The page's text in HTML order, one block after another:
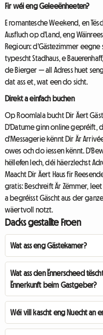
Fir wéi eng Geleeënheeten?
E romantesche Weekend, en
Ausfluch op d'Land, eng
Regioun: d'Gästezimmer eegne
typescht Stadhaus, e
de Bierger — all Adress huet
dat ass et, wat een do sicht.
Direkt a einfach buchen
Op Roomlala bucht Dir Äert
D'Datume ginn online gepréift,
d'Messagerie kënnt Dir Är
owes och do iessen kënnt.
hëllefen Iech, déi häerzlechst
Maacht Dir Äert Haus fir
gratis: Beschreift Är Zëmmer,
a begréisst Gäscht aus der
wäertvoll notzt.
Dacks gestallte Froen
Wat ass eng Gästekamer?
Wat ass den Ënnerscheed
Ënnerkunft beim Gastgeber?
Wéi vill kascht eng Nuecht an